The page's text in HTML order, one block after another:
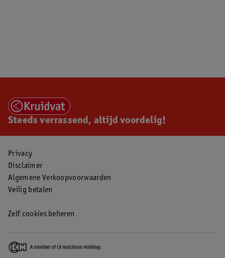
Steeds verrassend, altijd voordelig!
Privacy
Disclaimer
Algemene Verkoopvoorwaarden
Veilig betalen
Zelf cookies beheren